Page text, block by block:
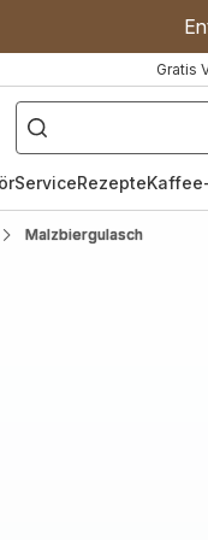
Gratis
ServiceRezepte
Malzbiergulasch